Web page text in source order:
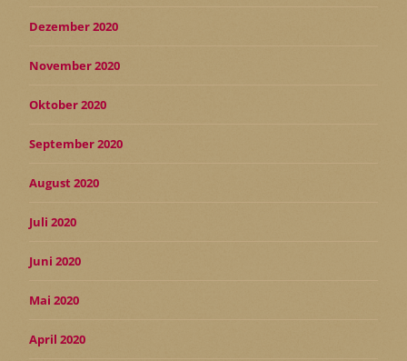
Dezember 2020
November 2020
Oktober 2020
September 2020
August 2020
Juli 2020
Juni 2020
Mai 2020
April 2020